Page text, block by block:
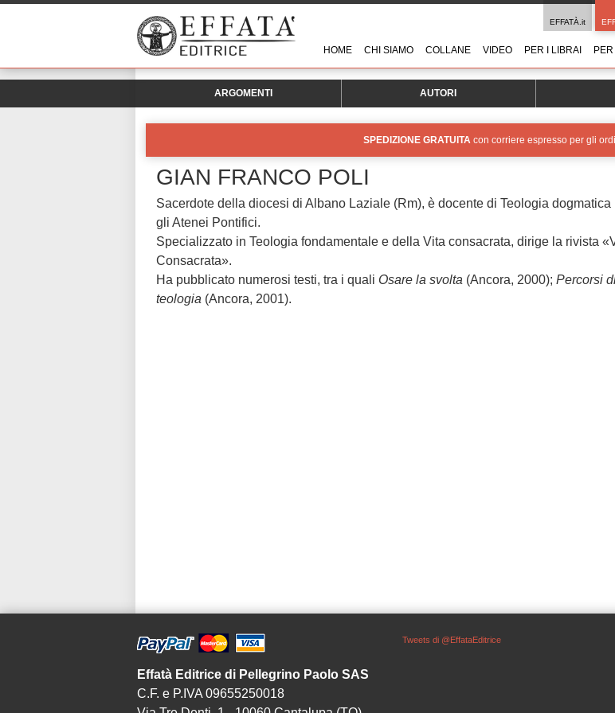
EFFATÀ.it
HOME CHI SIAMO COLLANE VIDEO PER I LIBRAI
ARGOMENTI AUTORI
SPEDIZIONE GRATUITA con corriere espresso per gli
GIAN FRANCO POLI
Sacerdote della diocesi di Albano Laziale (Rm), è docente di Teologia dogmatica
gli Atenei Pontifici.
Specializzato in Teologia fondamentale e della Vita consacrata, dirige la rivista
Consacrata».
Ha pubblicato numerosi testi, tra i quali Osare la svolta (Ancora, 2000); Percorsi
teologia (Ancora, 2001).
Effatà Editrice di Pellegrino Paolo SAS
C.F. e P.IVA 09655250018
Tweets di @EffataEditrice